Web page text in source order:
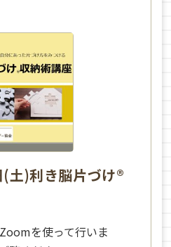
土)利き脳片づけ®
を使って行いま